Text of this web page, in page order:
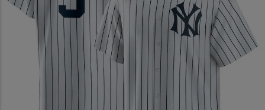
MAP
JR水道橋駅西口店
営業：土・日・祝日のみ 12:00-18:00